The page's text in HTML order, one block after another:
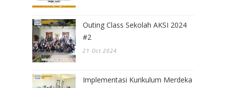
Outing Class Sekolah AKSI 2024
#2
21 Oct 2024
Implementasi Kurikulum Merdeka